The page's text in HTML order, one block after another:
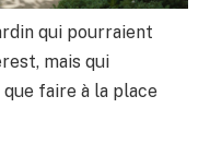
qui pourraient
mais qui
faire à la place